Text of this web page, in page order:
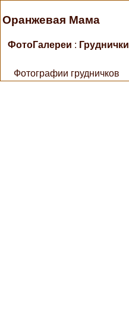
Оранжевая Мама
ФотоГалереи : Груднички
Фотографии грудничков